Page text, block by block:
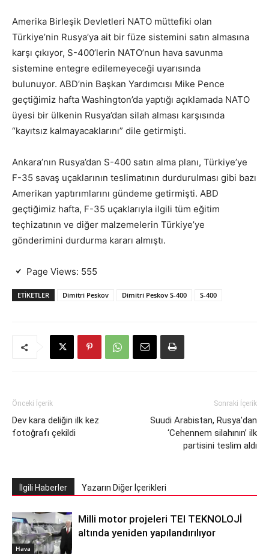
Amerika Birleşik Devletleri NATO müttefiki olan
Türkiye’nin Rusya’ya ait bir füze sistemini satın almasına
karşı çıkıyor, S-400’lerin NATO’nun hava savunma
sistemine entegre edilemeyeceği uyarısında
bulunuyor. ABD’nin Başkan Yardımcısı Mike Pence
geçtiğimiz hafta Washington’da yaptığı açıklamada NATO
üyesi bir ülkenin Rusya’dan silah alması karşısında
“kayıtsız kalmayacaklarını” dile getirmişti.
Ankara’nın Rusya’dan S-400 satın alma planı, Türkiye’ye
F-35 savaş uçaklarının teslimatının durdurulması gibi bazı
Amerikan yaptırımlarını gündeme getirmişti. ABD
geçtiğimiz hafta, F-35 uçaklarıyla ilgili tüm eğitim
teçhizatının ve diğer malzemelerin Türkiye’ye
gönderimini durdurma kararı almıştı.
Page Views: 555
ETIKETLER Dimitri Peskov Dimitri Peskov S-400 S-400
Önceki İçerik
Dev kara deliğin ilk kez
fotoğrafı çekildi
Sonraki İçerik
Suudi Arabistan, Rusya’dan
‘Cehennem silahının’ ilk
partisini teslim aldı
İlgili Haberler Yazarın Diğer İçerikleri
Hava
Milli motor projeleri TEI TEKNOLOJİ
altında yeniden yapılandırılıyor